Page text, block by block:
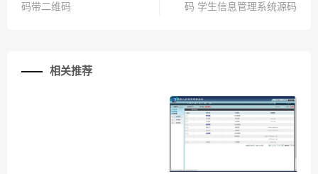
码带二维码
码 学生信息管理系统源码
相关推荐